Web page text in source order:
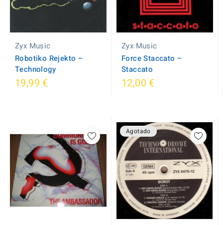
Zyx Music
Robotiko Rejekto ‎–
Technology
19,99 €
Zyx Music
Force Staccato ‎–
Staccato
12,00 €
Agotado